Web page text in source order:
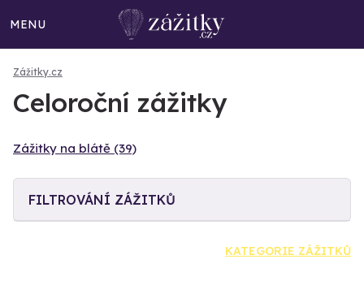
MENU
Zážitky.cz
Celoroční zážitky
Zážitky na blátě (39)
FILTROVÁNÍ ZÁŽITKŮ
KATEGORIE ZÁŽITKŮ